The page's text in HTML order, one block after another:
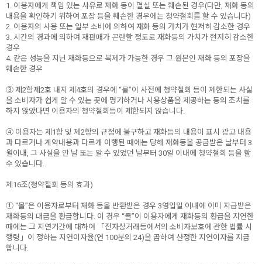
1. 이용자에게 책임 있는 사유로 재화 등이 멸실 또는 훼손된 경우(다만, 재화 등의
내용을 확인하기 위하여 포장 등을 훼손한 경우에는 청약철회를 할 수 있습니다)
2. 이용자의 사용 또는 일부 소비에 의하여 재화 등의 가치가 현저히 감소한 경우
3. 시간의 경과에 의하여 재판매가 곤란할 정도로 재화등의 가치가 현저히 감소한
경우
4. 같은 성능을 지닌 재화등으로 복제가 가능한 경우 그 원본인 재화 등의 포장을
훼손한 경우
③ 제2항제2호 내지 제4호의 경우에 “몰”이 사전에 청약철회 등이 제한되는 사실
을 소비자가 쉽게 알 수 있는 곳에 명기하거나 시용상품을 제공하는 등의 조치를
하지 않았다면 이용자의 청약철회등이 제한되지 않습니다.
④ 이용자는 제1항 및 제2항의 규정에 불구하고 재화등의 내용이 표시·광고 내용
과 다르거나 계약내용과 다르게 이행된 때에는 당해 재화등을 공급받은 날부터 3
월이내, 그 사실을 안 날 또는 알 수 있었던 날부터 30일 이내에 청약철회 등을 할
수 있습니다.
제16조(청약철회 등의 효과)
① “몰”은 이용자로부터 재화 등을 반환받은 경우 3영업일 이내에 이미 지급받은
재화등의 대금을 환급합니다. 이 경우 “몰”이 이용자에게 재화등의 환급을 지연한
때에는 그 지연기간에 대하여 「전자상거래등에서의 소비자보호에 관한 법률 시
행령」이 정하는 지연이자율(연 100분의 24)을 곱하여 산정한 지연이자를 지급
합니다.